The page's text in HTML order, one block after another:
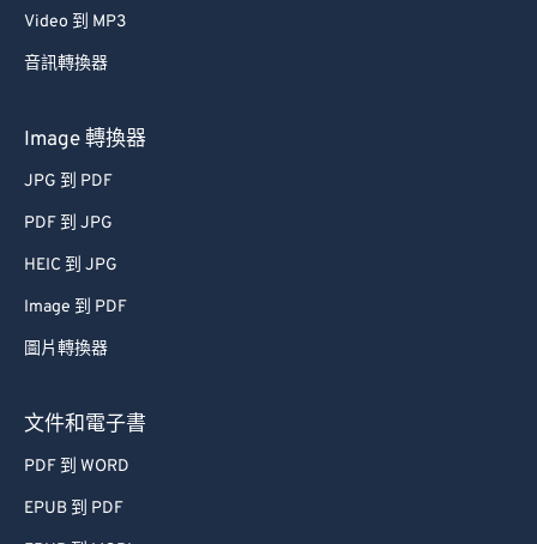
Video 到 MP3
音訊轉換器
Image 轉換器
JPG 到 PDF
PDF 到 JPG
HEIC 到 JPG
Image 到 PDF
圖片轉換器
文件和電子書
PDF 到 WORD
EPUB 到 PDF